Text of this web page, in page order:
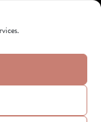
POUR
AVEC
légales–